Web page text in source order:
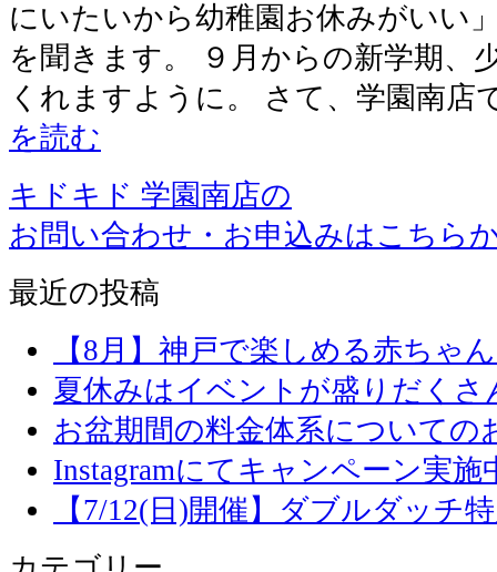
にいたいから幼稚園お休みがいい
を聞きます。 ９月からの新学期、
くれますように。 さて、学園南
を読む
キドキド 学園南店の
お問い合わせ・お申込みはこちら
最近の投稿
【8月】神戸で楽しめる赤ちゃ
夏休みはイベントが盛りだくさ
お盆期間の料金体系についての
Instagramにてキャンペーン実施
【7/12(日)開催】ダブルダッチ